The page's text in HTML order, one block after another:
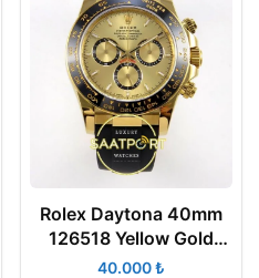
Rolex Daytona 40mm
126518 Yellow Gold
Oysterflex ZF Factory
₺